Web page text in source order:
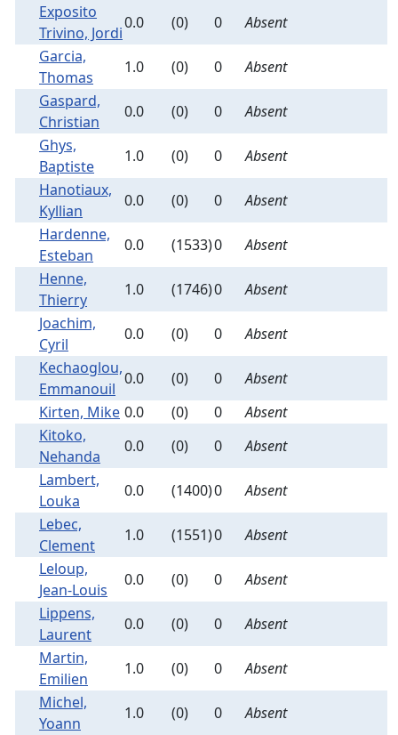
Exposito
Trivino, Jordi
0.0 (0) 0
Absent
Garcia,
Thomas
1.0 (0) 0
Absent
Gaspard,
Christian
0.0 (0) 0
Absent
Ghys,
Baptiste
1.0 (0) 0
Absent
Hanotiaux,
Kyllian
0.0 (0) 0
Absent
Hardenne,
Esteban
0.0 (1533)0
Absent
Henne,
Thierry
1.0 (1746)0
Absent
Joachim,
Cyril
0.0 (0) 0
Absent
Kechaoglou,
Emmanouil
0.0 (0) 0
Absent
Kirten, Mike 0.0 (0) 0
Absent
Kitoko,
Nehanda
0.0 (0) 0
Absent
Lambert,
Louka
0.0 (1400)0
Absent
Lebec,
Clement
1.0 (1551)0
Absent
Leloup,
Jean-Louis
0.0 (0) 0
Absent
Lippens,
Laurent
0.0 (0) 0
Absent
Martin,
Emilien
1.0 (0) 0
Absent
Michel,
Yoann
1.0 (0) 0
Absent